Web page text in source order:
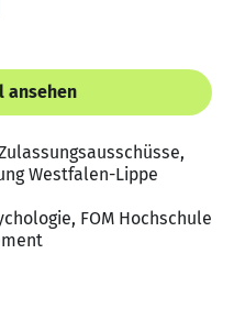
ansehen
Westfalen-Lippe
FOM Hochschule